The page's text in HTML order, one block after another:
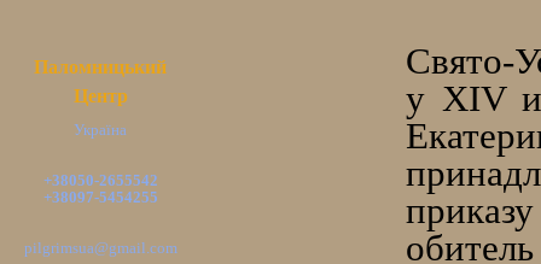
Паломницький
Центр
Україна
+38050-2655542
+38097-5454255
pilgrimsua@gmail.com
Свято-
у XIV